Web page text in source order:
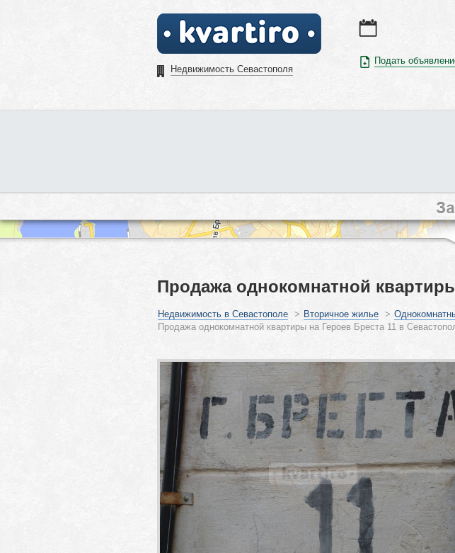
Недвижимость Севастополя
Подать
Продажа однокомнатной
Недвижимость в Севастополе > Вторичное жилье >
Продажа однокомнатной квартиры на Героев Бреста 11 в